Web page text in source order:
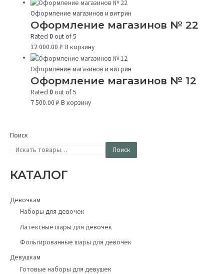
Поиск
Поиск
КАТАЛОГ
Девочкам
Наборы для девочек
Латексные шары для девочек
Фольгированные шары для девочек
Девушкам
Готовые наборы для девушек
Оформление магазинов и витрин
Оформление магазинов № 22
Rated0out of 5
12 000.00₽ В корзину
Оформление магазинов и витрин
Оформление магазинов № 12
Rated0out of 5
7 500.00₽ В корзину